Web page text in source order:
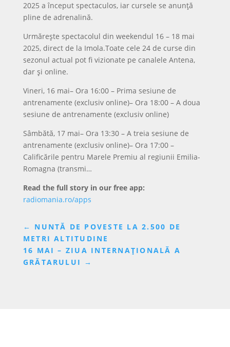
2025 a început spectaculos, iar cursele se anunță
pline de adrenalină.
Urmărește spectacolul din weekendul 16 – 18 mai
2025, direct de la Imola.Toate cele 24 de curse din
sezonul actual pot fi vizionate pe canalele Antena,
dar și online.
Vineri, 16 mai– Ora 16:00 – Prima sesiune de
antrenamente (exclusiv online)– Ora 18:00 – A doua
sesiune de antrenamente (exclusiv online)
Sâmbătă, 17 mai– Ora 13:30 – A treia sesiune de
antrenamente (exclusiv online)– Ora 17:00 –
Calificările pentru Marele Premiu al regiunii Emilia-
Romagna (transmi…
Read the full story in our free app:
radiomania.ro/apps
← NUNTĂ DE POVESTE LA 2.500 DE
METRI ALTITUDINE
16 MAI – ZIUA INTERNAȚIONALĂ A
GRĂTARULUI →